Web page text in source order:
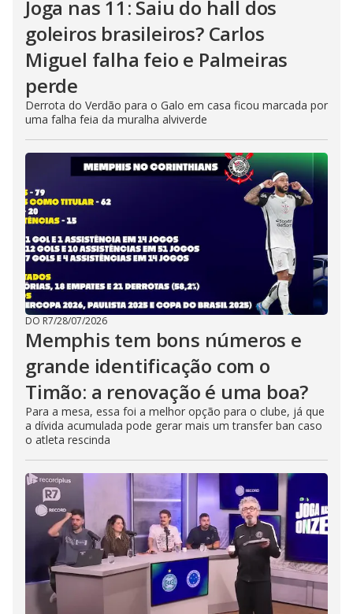
Joga nas 11: Saiu do hall dos
goleiros brasileiros? Carlos
Miguel falha feio e Palmeiras
perde
Derrota do Verdão para o Galo em casa ficou marcada por
uma falha feia da muralha alviverde
DO R7/28/07/2026
Memphis tem bons números e
grande identificação com o
Timão: a renovação é uma boa?
Para a mesa, essa foi a melhor opção para o clube, já que
a dívida acumulada pode gerar mais um transfer ban caso
o atleta rescinda